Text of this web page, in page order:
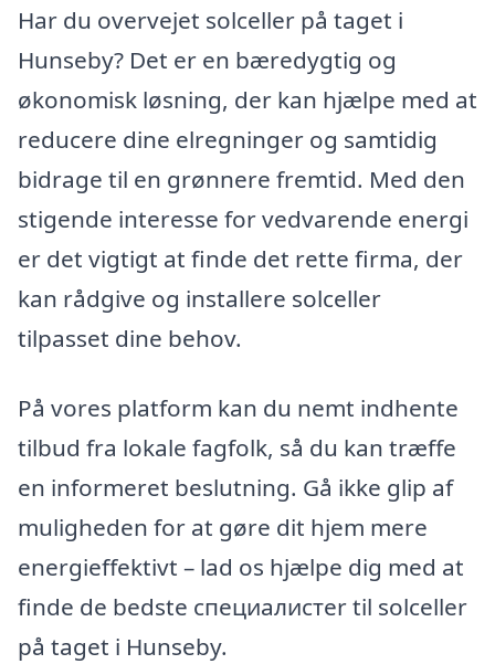
Har du overvejet solceller på taget i
Hunseby? Det er en bæredygtig og
økonomisk løsning, der kan hjælpe med at
reducere dine elregninger og samtidig
bidrage til en grønnere fremtid. Med den
stigende interesse for vedvarende energi
er det vigtigt at finde det rette firma, der
kan rådgive og installere solceller
tilpasset dine behov.
På vores platform kan du nemt indhente
tilbud fra lokale fagfolk, så du kan træffe
en informeret beslutning. Gå ikke glip af
muligheden for at gøre dit hjem mere
energieffektivt – lad os hjælpe dig med at
finde de bedste специалистer til solceller
på taget i Hunseby.